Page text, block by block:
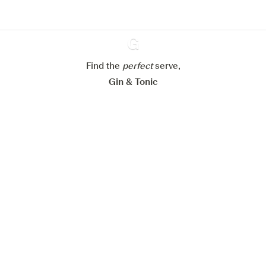
Ginventory
Find the perfectserve,
Gin & Tonic
Alles weigeren Alles aanvaarden